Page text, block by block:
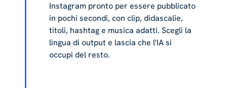
Instagram pronto per essere pubblicato
in pochi secondi, con clip, didascalie,
titoli, hashtag e musica adatti. Scegli la
lingua di output e lascia che l'IA si
occupi del resto.